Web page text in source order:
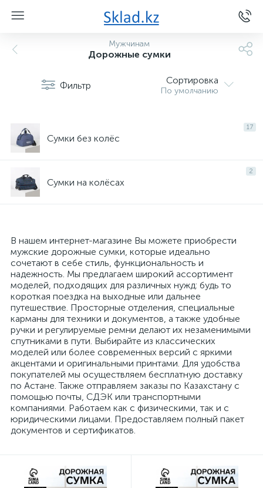
Мужчинам
Дорожные сумки
Фильтр Сортировка
По умолчанию
17
Сумки без колёс
2
Сумки на колёсах
В нашем интернет-магазине Вы можете приобрести
мужские дорожные сумки, которые идеально
сочетают в себе стиль, функциональность и
надежность. Мы предлагаем широкий ассортимент
моделей, подходящих для различных нужд: будь то
короткая поездка на выходные или дальнее
путешествие. Просторные отделения, специальные
карманы для техники и документов, а также удобные
ручки и регулируемые ремни делают их незаменимыми
спутниками в пути. Выбирайте из классических
моделей или более современных версий с яркими
акцентами и оригинальными принтами. Для удобства
покупателей мы осуществляем бесплатную доставку
по Астане. Также отправляем заказы по Казахстану с
помощью почты, СДЭК или транспортными
компаниями. Работаем как с физическими, так и с
юридическими лицами. Предоставляем полный пакет
документов и сертификатов.